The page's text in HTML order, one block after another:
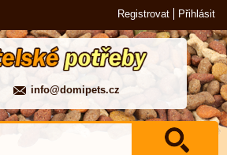
Registrovat Přihlásit
info@domipets.cz